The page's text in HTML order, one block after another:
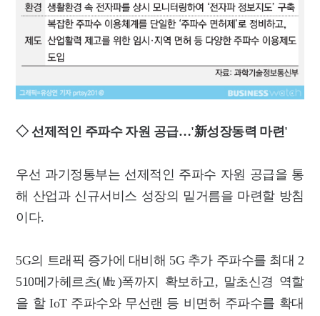
◇ 선제적인 주파수 자원 공급…'新성장동력 마련'
우선 과기정통부는 선제적인 주파수 자원 공급을 통
해 산업과 신규서비스 성장의 밑거름을 마련할 방침
이다.
5G의 트래픽 증가에 대비해 5G 추가 주파수를 최대 2
510메가헤르츠(㎒)폭까지 확보하고, 말초신경 역할
을 할 IoT 주파수와 무선랜 등 비면허 주파수를 확대